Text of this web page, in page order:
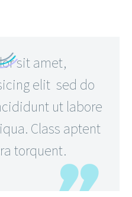
sit amet,
elit sed do
ut labore
Class aptent
torquent.